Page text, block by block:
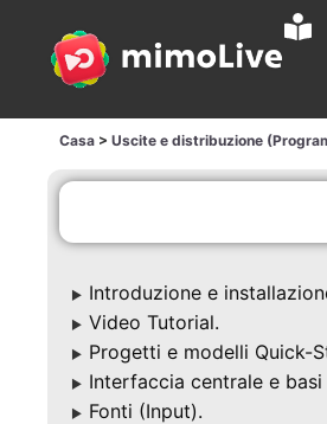
Casa > Uscite e distribuzione
▶ Introduzione e
▶ Video Tutorial.
▶ Progetti e modelli Quick-
▶ Interfaccia centrale e
▶ Fonti (Input).